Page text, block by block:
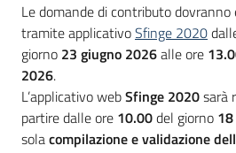
Le domande di contributo dovranno
tramite applicativoSfinge 2020
giorno 23 giugno 2026alle ore
2026.
L’applicativo webSfinge 2020sarà
partire dalle ore 10.00del giorno
solacompilazione e validazione